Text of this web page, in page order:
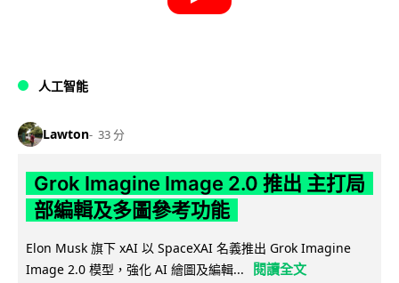
人工智能
Lawton 33 分
Grok Imagine Image 2.0 推出 主打局
部編輯及多圖參考功能
Elon Musk 旗下 xAI 以 SpaceXAI 名義推出 Grok Imagine
Image 2.0 模型，強化 AI 繪圖及編輯...
閱讀全文